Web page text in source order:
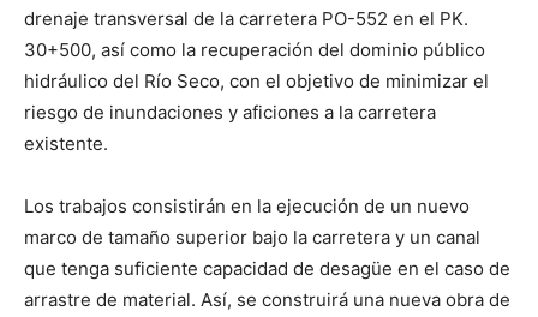
drenaje transversal de la carretera PO-552 en el PK.
30+500, así como la recuperación del dominio público
hidráulico del Río Seco, con el objetivo de minimizar el
riesgo de inundaciones y aficiones a la carretera
existente.
Los trabajos consistirán en la ejecución de un nuevo
marco de tamaño superior bajo la carretera y un canal
que tenga suficiente capacidad de desagüe en el caso de
arrastre de material. Así, se construirá una nueva obra de